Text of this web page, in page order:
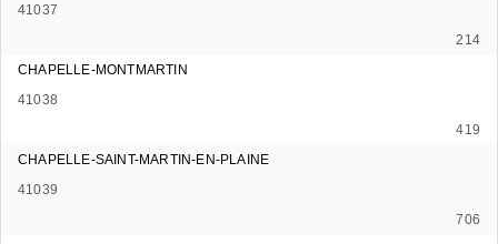
41037
214
CHAPELLE-MONTMARTIN
41038
419
CHAPELLE-SAINT-MARTIN-EN-PLAINE
41039
706